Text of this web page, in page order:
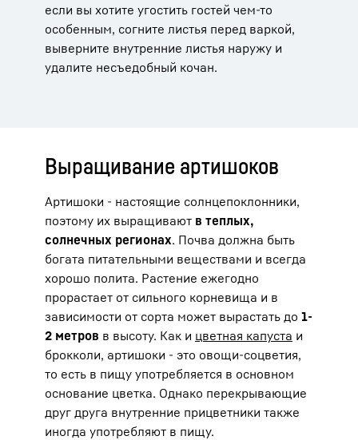
если вы хотите угостить гостей чем-то
особенным, согните листья перед варкой,
выверните внутренние листья наружу и
удалите несъедобный кочан.
Выращивание артишоков
Артишоки - настоящие солнцепоклонники,
поэтому их выращивают в теплых,
солнечных регионах. Почва должна быть
богата питательными веществами и всегда
хорошо полита. Растение ежегодно
прорастает от сильного корневища и в
зависимости от сорта может вырастать до 1-
2 метров в высоту. Как и цветная капуста и
брокколи, артишоки - это овощи-соцветия,
то есть в пищу употребляется в основном
основание цветка. Однако перекрывающие
друг друга внутренние прицветники также
иногда употребляют в пищу.